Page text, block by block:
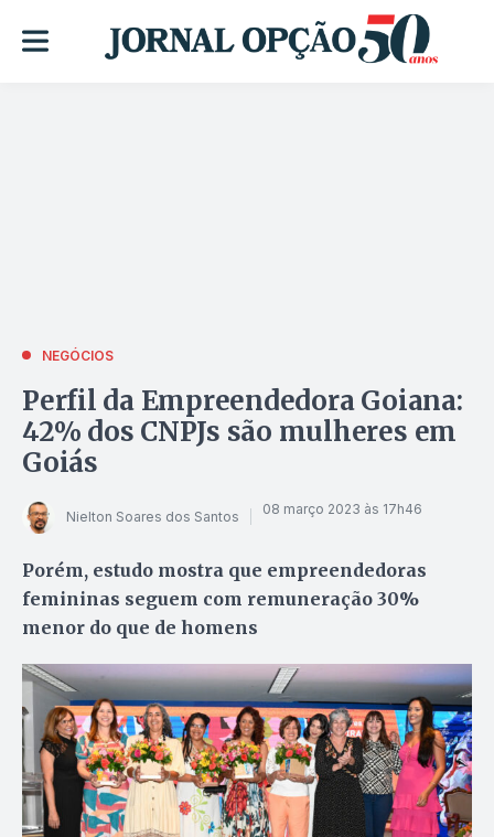
NEGÓCIOS
Perfil da Empreendedora Goiana:
42% dos CNPJs são mulheres em
Goiás
Nielton Soares dos Santos 08 março 2023 às 17h46
Porém, estudo mostra que empreendedoras
femininas seguem com remuneração 30%
menor do que de homens